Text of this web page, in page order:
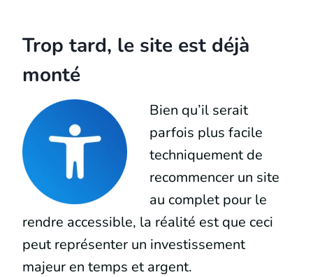
Trop tard, le site est déjà
monté
Bien qu’il serait
parfois plus facile
techniquement de
recommencer un site
au complet pour le
rendre accessible, la réalité est que ceci
peut représenter un investissement
majeur en temps et argent.